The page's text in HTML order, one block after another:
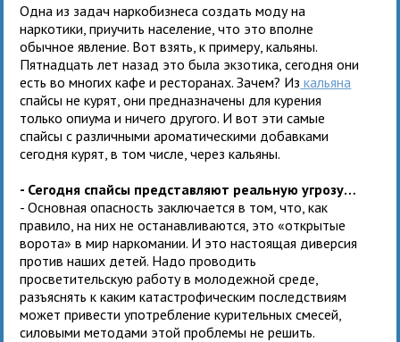
Одна из задач наркобизнеса создать моду на
наркотики, приучить население, что это вполне
обычное явление. Вот взять, к примеру, кальяны.
Пятнадцать лет назад это была экзотика, сегодня они
есть во многих кафе и ресторанах. Зачем? Из кальяна
спайсы не курят, они предназначены для курения
только опиума и ничего другого. И вот эти самые
спайсы с различными ароматическими добавками
сегодня курят, в том числе, через кальяны.
- Сегодня спайсы представляют реальную угрозу…
- Основная опасность заключается в том, что, как
правило, на них не останавливаются, это «открытые
ворота» в мир наркомании. И это настоящая диверсия
против наших детей. Надо проводить
просветительскую работу в молодежной среде,
разъяснять к каким катастрофическим последствиям
может привести употребление курительных смесей,
силовыми методами этой проблемы не решить.